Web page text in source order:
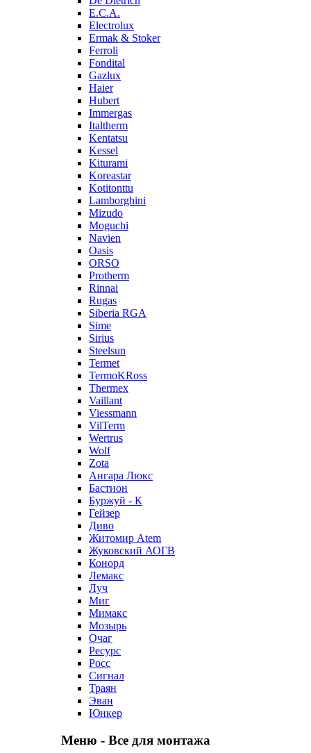
E.C.A.
Electrolux
Ermak & Stoker
Ferroli
Fondital
Gazlux
Haier
Hubert
Immergas
Italtherm
Kentatsu
Kessel
Kiturami
Koreastar
Kotitonttu
Lamborghini
Mizudo
Moguchi
Navien
Oasis
ORSO
Protherm
Rinnai
Rugas
Siberia RGA
Sime
Sirius
Steelsun
Termet
TermoKRoss
Thermex
Vaillant
Viessmann
VilTerm
Wertrus
Wolf
Zota
Ангара Люкс
Бастион
Буржуй - К
Гейзер
Диво
Житомир Аtem
Жуковский АОГВ
Конорд
Лемакс
Луч
Миг
Мимакс
Мозырь
Очаг
Ресурс
Росс
Сигнал
Траян
Эван
Юнкер
Меню - Все для монтажа